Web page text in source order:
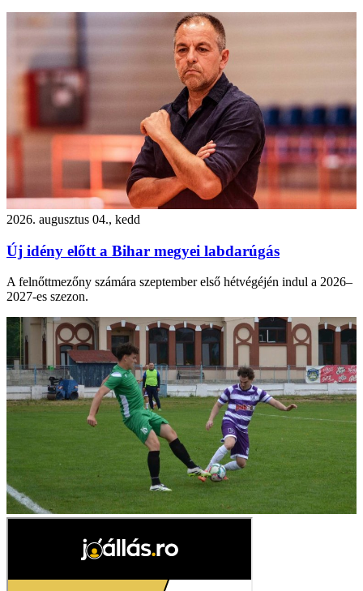
2026. augusztus 04., kedd
Új idény előtt a Bihar megyei labdarúgás
A felnőttmezőny számára szeptember első hétvégéjén indul a 2026–
2027-es szezon.